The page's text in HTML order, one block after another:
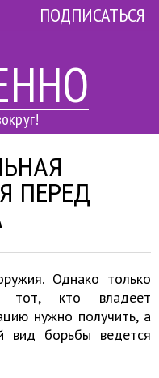
ПОДПИСАТЬСЯ
ПЕРЕД
Однако только
тот, кто владеет
нужно получить, а
вид борьбы ведется